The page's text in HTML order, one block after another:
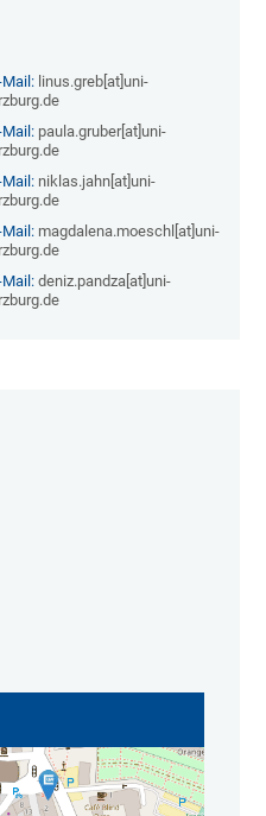
Mail: linus.greb[at]uni-
Mail: paula.gruber[at]uni-
Mail: niklas.jahn[at]uni-
Mail: magdalena.moeschl[at]uni-
Mail:deniz.pandza[at]uni-